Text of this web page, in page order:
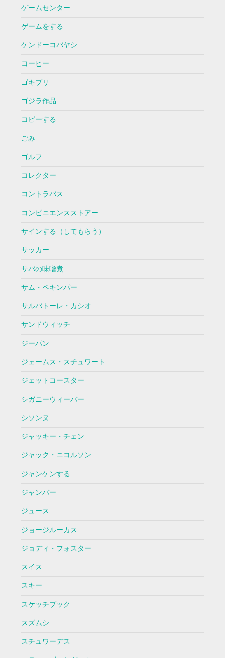
ゲームセンター
ゲームをする
ケンドーコバヤシ
コーヒー
ゴキブリ
ゴジラ作品
コピーする
ごみ
ゴルフ
コレクター
コントラバス
コンビニエンスストアー
サインする（してもらう）
サッカー
サバの味噌煮
サム・ペキンパー
サルバトーレ・カシオ
サンドウィッチ
ジーパン
ジェームス・スチュワート
ジェットコースター
シガニーウィーバー
シソンヌ
ジャッキー・チェン
ジャック・ニコルソン
ジャンケンする
ジャンバー
ジュース
ジョージルーカス
ジョディ・フォスター
スイス
スキー
スケッチブック
スズムシ
スチュワーデス